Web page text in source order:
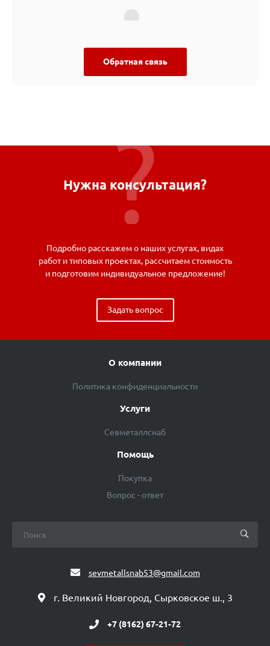
Обратная связь
Нужна консультация?
Подробно расскажем о наших услугах, видах
работ и типовых проектах, рассчитаем стоимость
и подготовим индивидуальное предложение!
Задать вопрос
О компании
Политика конфиденциальности
Услуги
Севметаллснаб
Помощь
Покупка
Вопрос - ответ
sevmetallsnab53@gmail.com
г. Великий Новгород, Сырковское ш., 3
+7 (8162) 67-21-72